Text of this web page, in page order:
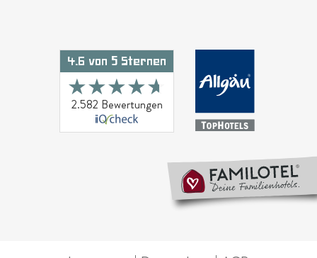
4.6 von 5 Sternen
★★★★★
★★★★★
2.582 Bewertungen